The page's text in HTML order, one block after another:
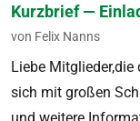
Kurzbrief —
von Felix Nanns
Liebe
sich mit großen